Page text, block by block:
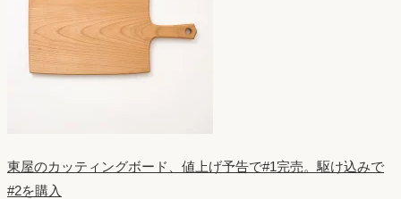
東屋のカッティングボード、値上げ予告で#1完売。駆け込みで
#2を購入